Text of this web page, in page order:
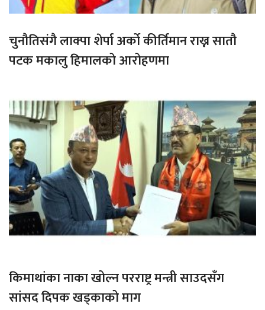
चुनौतिसंगै लाक्पा शेर्पा अर्को कीर्तिमान राख्न सातौ
पटक मकालु हिमालको आरोहणमा
किमाथांका नाका खोल्न परराष्ट्र मन्त्री साउदसँग
सांसद दिपक खड्काको माग